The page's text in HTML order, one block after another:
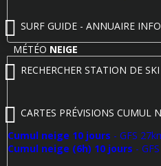
SURF GUIDE - ANNUAIRE
MÉTÉO NEIGE
RECHERCHER STATION DE SKI
CARTES PRÉVISIONS CUMUL
Cumul neige 10 jours - GFS
Cumul neige (6h) 10 jours -